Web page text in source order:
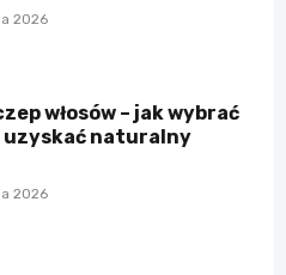
2026
włosów – jak wybrać
uzyskać naturalny
2026